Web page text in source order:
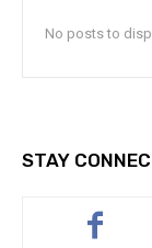
No posts to
STAY